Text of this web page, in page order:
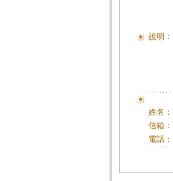
說明：
姓名：
信箱：
電話：